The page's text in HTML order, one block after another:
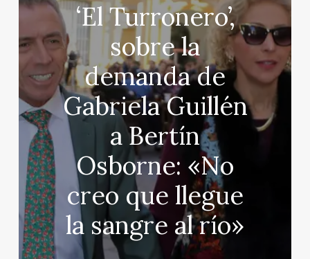
‘El Turronero’,
sobre la
demanda de
Gabriela Guillén
a Bertín
Osborne: «No
creo que llegue
la sangre al río»